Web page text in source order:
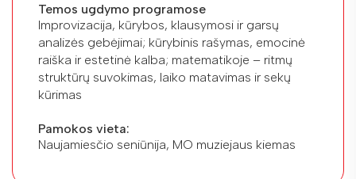
Temos ugdymo programose
Improvizacija, kūrybos, klausymosi ir garsų
analizės gebėjimai; kūrybinis rašymas, emocinė
raiška ir estetinė kalba; matematikoje – ritmų
struktūrų suvokimas, laiko matavimas ir sekų
kūrimas
Pamokos vieta:
Naujamiesčio seniūnija, MO muziejaus kiemas